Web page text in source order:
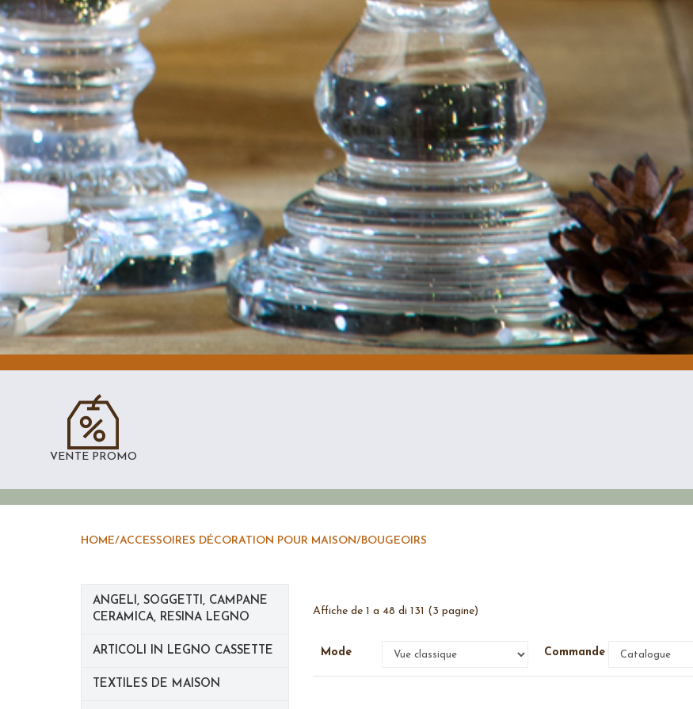
VENTE PROMO
HOME/ACCESSOIRES DÉCORATION POUR MAISON/BOUGEOIRS
ANGELI, SOGGETTI, CAMPANE
CERAMICA, RESINA LEGNO
ARTICOLI IN LEGNO CASSETTE
TEXTILES DE MAISON
Affiche de 1 a 48 di 131 (3 pagine)
Mode Commande par